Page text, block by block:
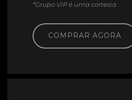
*Grupo VIP é uma cortesia
COMPRAR AGORA